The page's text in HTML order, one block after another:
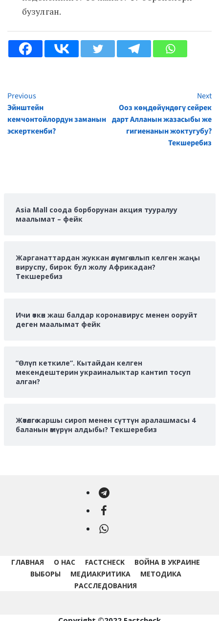
бузулган.
Continue
Reading
Previous
Эйнштейн
кемчонтойлордун заманын
эскерткенби?
Next
Ооз көңдөйүндөгү сейрек
дарт Алланын жазасыбы же
гигиенанын жоктугубу?
Текшеребиз
Asia Mall соода борборунан акция тууралуу
маалымат – фейк
Жарганаттардан жуккан өлүмгө алып келген жаңы
вируспу, бирок бул жолу Африкадан?
Текшеребиз
Ичи өткөн жаш балдар коронавирус менен ооруйт
деген маалымат фейк
”Өлүп кеткиле”. Кытайдан келген
мекендештерин украиналыктар кантип тосуп
алган?
Жөтөлгө каршы сироп менен сүттүн аралашмасы 4
баланын өмүрүн алдыбы? Текшеребиз
Telegram
Facebook
WhatsApp
ГЛАВНАЯ О НАС FACTCHECK
ВОЙНА В УКРАИНЕ
ВЫБОРЫ
МЕДИАКРИТИКА
МЕТОДИКА
РАССЛЕДОВАНИЯ